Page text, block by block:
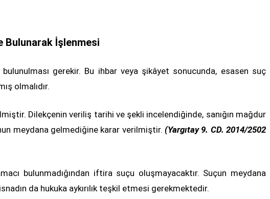
Bulunarak İşlenmesi
gerekir. Bu ihbar veya şikâyet sonucunda, esasen suç
olmalıdır.
Dilekçenin veriliş tarihi ve şekli incelendiğinde, sanığın mağdur
meydana gelmediğine karar verilmiştir. (Yargıtay 9. CD. 2014/2502
bulunmadığından iftira suçu oluşmayacaktır. Suçun meydana
da hukuka aykırılık teşkil etmesi gerekmektedir.